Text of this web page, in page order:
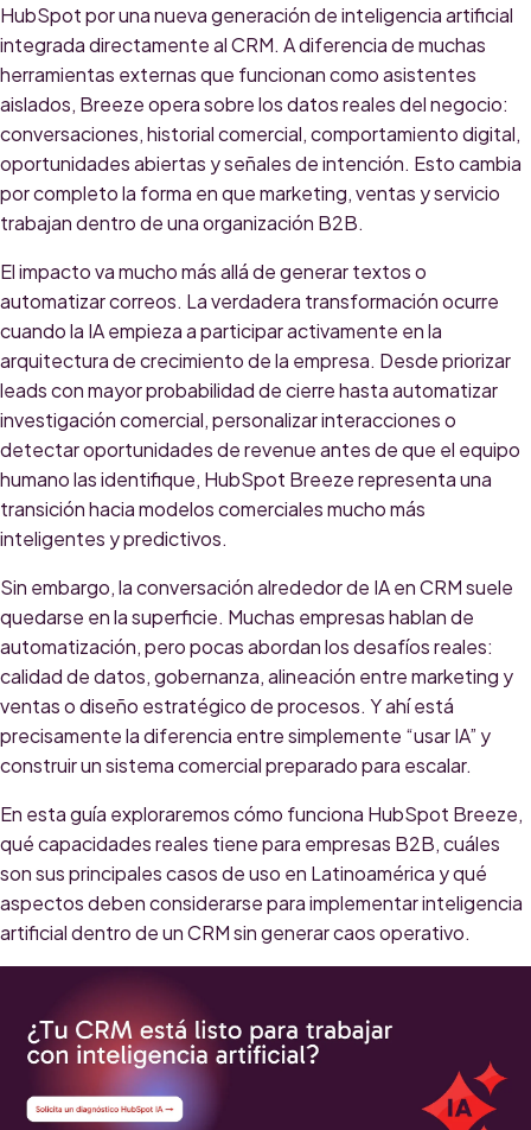
HubSpot por una nueva generación de inteligencia artificial
integrada directamente al CRM. A diferencia de muchas
herramientas externas que funcionan como asistentes
aislados, Breeze opera sobre los datos reales del negocio:
conversaciones, historial comercial, comportamiento digital,
oportunidades abiertas y señales de intención. Esto cambia
por completo la forma en que marketing, ventas y servicio
trabajan dentro de una organización B2B.
El impacto va mucho más allá de generar textos o
automatizar correos. La verdadera transformación ocurre
cuando la IA empieza a participar activamente en la
arquitectura de crecimiento de la empresa. Desde priorizar
leads con mayor probabilidad de cierre hasta automatizar
investigación comercial, personalizar interacciones o
detectar oportunidades de revenue antes de que el equipo
humano las identifique, HubSpot Breeze representa una
transición hacia modelos comerciales mucho más
inteligentes y predictivos.
Sin embargo, la conversación alrededor de IA en CRM suele
quedarse en la superficie. Muchas empresas hablan de
automatización, pero pocas abordan los desafíos reales:
calidad de datos, gobernanza, alineación entre marketing y
ventas o diseño estratégico de procesos. Y ahí está
precisamente la diferencia entre simplemente “usar IA” y
construir un sistema comercial preparado para escalar.
En esta guía exploraremos cómo funciona HubSpot Breeze,
qué capacidades reales tiene para empresas B2B, cuáles
son sus principales casos de uso en Latinoamérica y qué
aspectos deben considerarse para implementar inteligencia
artificial dentro de un CRM sin generar caos operativo.